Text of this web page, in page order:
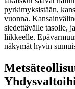
pyrkimyksistään,
vuonna.
siedettävälle tasolle,
liikkeelle.
näkymät hyvin